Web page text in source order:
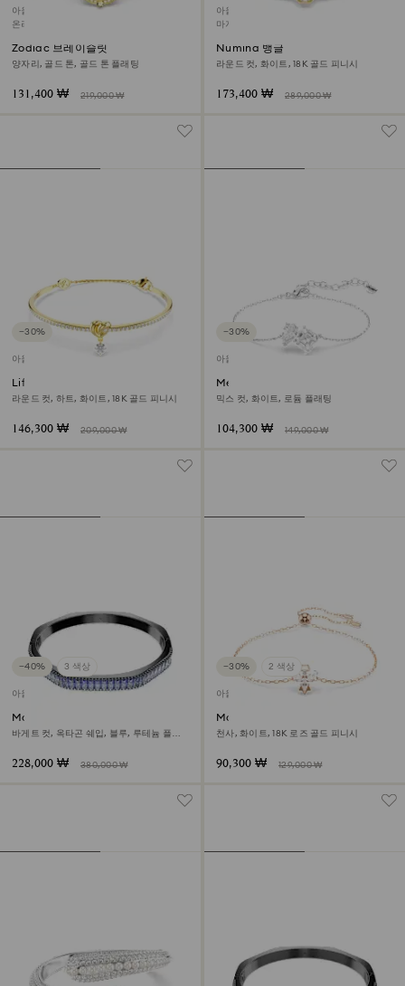
아울렛
온라인 단독
Zodiac 브레이슬릿
양자리, 골드 톤, 골드 톤 플래팅
131,400 ₩ 219,000 ₩
아울렛
마지막 구입 기회
Numina 뱅글
라운드 컷, 화이트, 18K 골드 피니시
173,400 ₩ 289,000 ₩
−30%
아울렛
Lifelong 뱅글
라운드 컷, 하트, 화이트, 18K 골드 피니시
146,300 ₩ 209,000 ₩
−30%
아울렛
Mesmera 브레이슬릿
믹스 컷, 화이트, 로듐 플래팅
104,300 ₩ 149,000 ₩
−40% 3 색상
아울렛
Matrix 뱅글
바게트 컷, 옥타곤 쉐입, 블루, 루테늄 플래
228,000 ₩ 380,000 ₩
−30% 2 색상
아울렛
Magic 브레이슬릿
천사, 화이트, 18K 로즈 골드 피니시
90,300 ₩ 129,000 ₩